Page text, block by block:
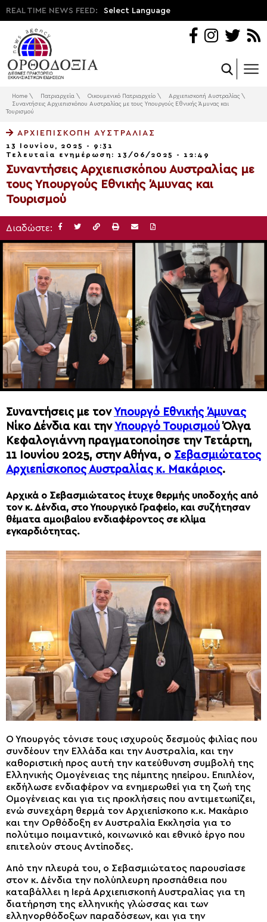
REAL TIME NEWS FEED: Select Language
Home \ Πατριαρχεία \ Οικουμενικό Πατριαρχείο \ Αρχιεπισκοπή Αυστραλίας \
Συναντήσεις Αρχιεπισκόπου Αυστραλίας με τους Υπουργούς Εθνικής Άμυνας και
Τουρισμού
ΑΡΧΙΕΠΙΣΚΟΠΉ ΑΥΣΤΡΑΛΊΑΣ
13 Ιουνίου, 2025 - 9:31
Τελευταία ενημέρωση: 13/06/2025 - 12:49
Συναντήσεις Αρχιεπισκόπου Αυστραλίας με
τους Υπουργούς Εθνικής Άμυνας και
Τουρισμού
Διαδώστε:
Συναντήσεις με τον Υπουργό Εθνικής Άμυνας
Νίκο Δένδια και την Υπουργό Τουρισμού Όλγα
Κεφαλογιάννη πραγματοποίησε την Τετάρτη,
11 Ιουνίου 2025, στην Αθήνα, ο Σεβασμιώτατος
Αρχιεπίσκοπος Αυστραλίας κ. Μακάριος.
Αρχικά ο Σεβασμιώτατος έτυχε θερμής υποδοχής από
τον κ. Δένδια, στο Υπουργικό Γραφείο, και συζήτησαν
θέματα αμοιβαίου ενδιαφέροντος σε κλίμα
εγκαρδιότητας.
Ο Υπουργός τόνισε τους ισχυρούς δεσμούς φιλίας που
συνδέουν την Ελλάδα και την Αυστραλία, και την
καθοριστική προς αυτή την κατεύθυνση συμβολή της
Ελληνικής Ομογένειας της πέμπτης ηπείρου. Επιπλέον,
εκδήλωσε ενδιαφέρον να ενημερωθεί για τη ζωή της
Ομογένειας και για τις προκλήσεις που αντιμετωπίζει,
ενώ συνεχάρη θερμά τον Αρχιεπίσκοπο κ.κ. Μακάριο
και την Ορθόδοξη εν Αυστραλία Εκκλησία για το
πολύτιμο ποιμαντικό, κοινωνικό και εθνικό έργο που
επιτελούν στους Αντίποδες.
Από την πλευρά του, ο Σεβασμιώτατος παρουσίασε
στον κ. Δένδια την πολύπλευρη προσπάθεια που
καταβάλλει η Ιερά Αρχιεπισκοπή Αυστραλίας για τη
διατήρηση της ελληνικής γλώσσας και των
ελληνορθόδοξων παραδόσεων, και για την